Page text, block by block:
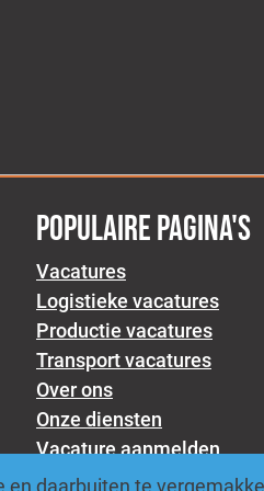
POPULAIRE PAGINA'S
Vacatures
Logistieke vacatures
Productie vacatures
Transport vacatures
Over ons
Onze diensten
Vacature aanmelden
Blogs